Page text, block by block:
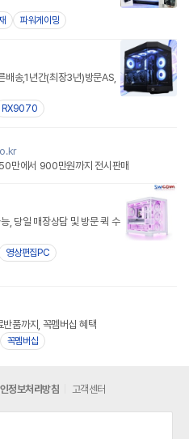
파워게이밍
송,1년간(최장3년)방문AS,
RX9070
만에서 900만원까지 전시판매
, 당일 매장상담 및 방문 퀵 수
영상편집PC
품까지, 꼭멤버십 혜택
꼭멤버십
정보처리방침 고객센터